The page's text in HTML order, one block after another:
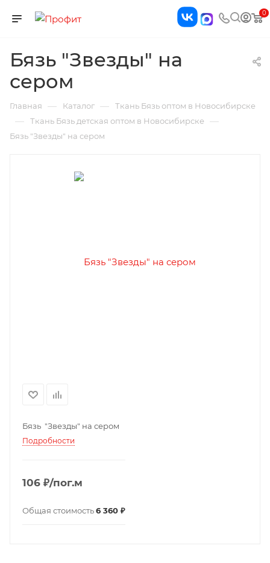
0
Бязь "Звезды" на
сером
Главная — Каталог — Ткань Бязь оптом в Новосибирске
— Ткань Бязь детская оптом в Новосибирске —
Бязь "Звезды" на сером
Бязь "Звезды" на сером
Подробности
106 ₽/пог.м
Общая стоимость6 360 ₽